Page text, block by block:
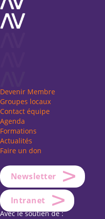
Devenir Membre
Groupes locaux
Contact équipe
Agenda
Formations
Actualités
Faire un don
Newsletter
Intranet
Avec le soutien de :